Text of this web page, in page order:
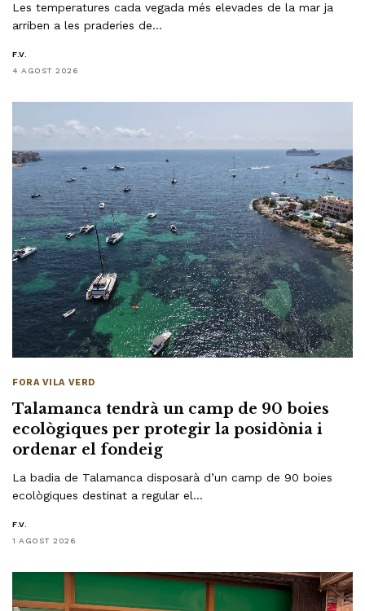
Les temperatures cada vegada més elevades de la mar ja
arriben a les praderies de…
F.V.
4 AGOST 2026
FORA VILA VERD
Talamanca tendrà un camp de 90 boies
ecològiques per protegir la posidònia i
ordenar el fondeig
La badia de Talamanca disposarà d’un camp de 90 boies
ecològiques destinat a regular el…
F.V.
1 AGOST 2026